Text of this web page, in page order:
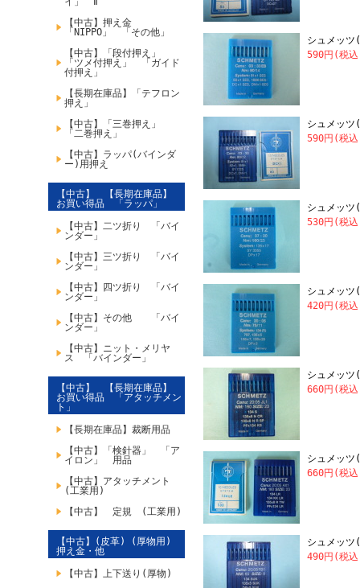
【中古】押え金
「NIPPO」 「その他」
【中古】「段付押え」
「ツメ付押え」 「ガイド
付押え」
【長期在庫品】「テフロン
押え」
【中古】「三巻押え」
「二巻押え」
【中古】ラッパ(バインダ
ー)用押え
【中古】 【長期在庫品】
お買い得品 「ラッパ」
【中古】二ツ折り 「バイ
ンダー」
【中古】三ツ折り 「バイ
ンダー」
【中古】四ツ折り 「バイ
ンダー」
【中古】その他 「バイ
ンダー」
【中古】ニット・メリヤ
ス 「バインダー」
【中古】 【長期在庫品】
お買い得品 「アタッチメン
ト」
【長期在庫品】裁断用品
【中古】「検針器」 「ア
イロン」 用品
【中古】アタッチメント
(工業用)
【中古】 定規 (工業用)
【中古】(皮革) (厚物用)
押え金・他
【中古】上下送り(厚物)
シュメッ
590円(税
シュメッ
590円(税
シュメッ
530円(税
シュメッ
420円(税
シュメッ
660円(税
シュメッ
660円(税
シュメッ
490円(税